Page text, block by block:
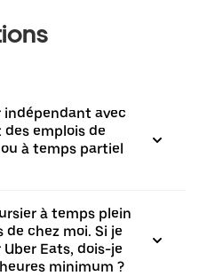
avec
emplois de
à temps partiel
à temps plein
chez moi. Si je
Eats, dois-je
minimum ?